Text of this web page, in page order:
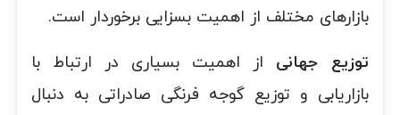
بازارهای مختلف از اهمیت بسزایی برخوردار است.
توزیع جهانی از اهمیت بسیاری در ارتباط با
بازاریابی و توزیع گوجه فرنگی صادراتی به دنبال